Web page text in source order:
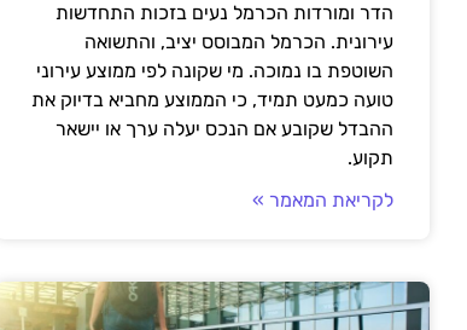
הדר ומורדות הכרמל נעים בזכות התחדשות
עירונית. הכרמל המבוסס יציב, והתשואה
השוטפת בו נמוכה. מי שקונה לפי ממוצע עירוני
טועה כמעט תמיד, כי הממוצע מחביא בדיוק את
ההבדל שקובע אם הנכס יעלה ערך או יישאר
תקוע.
לקריאת המאמר »